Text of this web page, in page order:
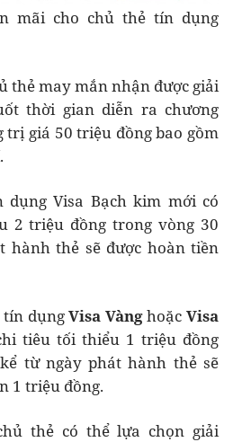
mãi cho chủ thẻ tín dụng
thẻ may mắn nhận được giải
thời gian diễn ra chương
giá 50 triệu đồng bao gồm
Visa Bạch kim mới có
2 triệu đồng trong vòng 30
hành thẻ sẽ được hoàn tiền
tín dụngVisa VànghoặcVisa
tiêu tối thiểu 1 triệu đồng
từ ngày phát hành thẻ sẽ
1 triệu đồng.
thẻ có thể lựa chọn giải